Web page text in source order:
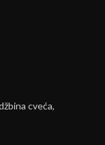
cveća,